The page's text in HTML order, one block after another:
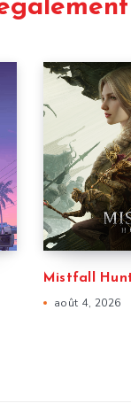
Mistfall
août 4, 2026